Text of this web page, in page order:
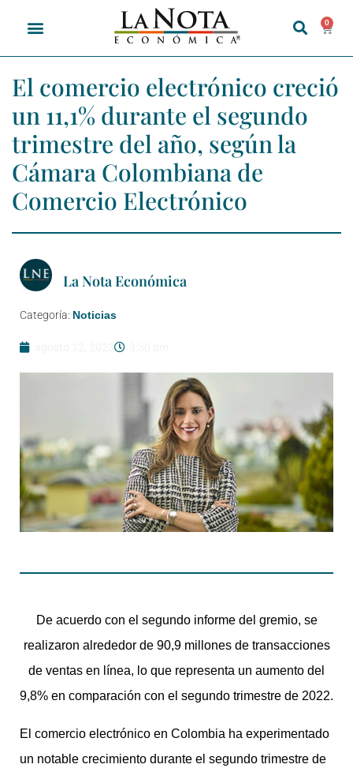
0
El comercio electrónico creció
un 11,1% durante el segundo
trimestre del año, según la
Cámara Colombiana de
Comercio Electrónico
La Nota Económica
Categoría: Noticias
De acuerdo con el segundo informe del gremio, se
realizaron alrededor de 90,9 millones de transacciones
de ventas en línea, lo que representa un aumento del
9,8% en comparación con el segundo trimestre de 2022.
El comercio electrónico en Colombia ha experimentado
un notable crecimiento durante el segundo trimestre de